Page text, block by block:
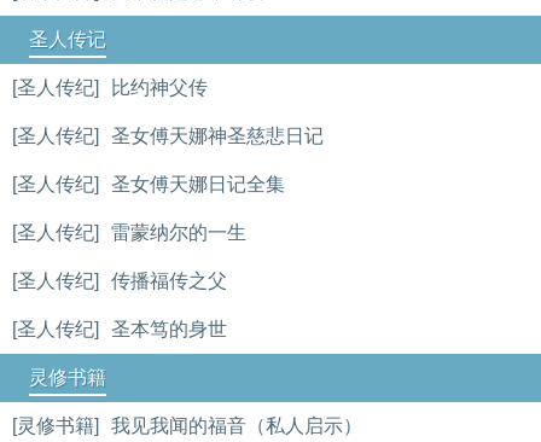
圣人传记
[圣人传纪] 比约神父传
[圣人传纪] 圣女傅天娜神圣慈悲日记
[圣人传纪] 圣女傅天娜日记全集
[圣人传纪] 雷蒙纳尔的一生
[圣人传纪] 传播福传之父
[圣人传纪] 圣本笃的身世
灵修书籍
[灵修书籍] 我见我闻的福音（私人启示）